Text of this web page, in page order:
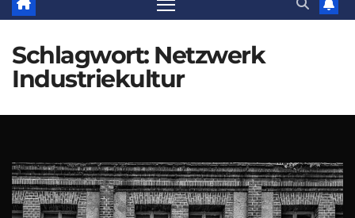
Schlagwort: Netzwerk
Industriekultur